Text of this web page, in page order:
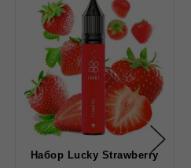
Набор Lucky Strawberry